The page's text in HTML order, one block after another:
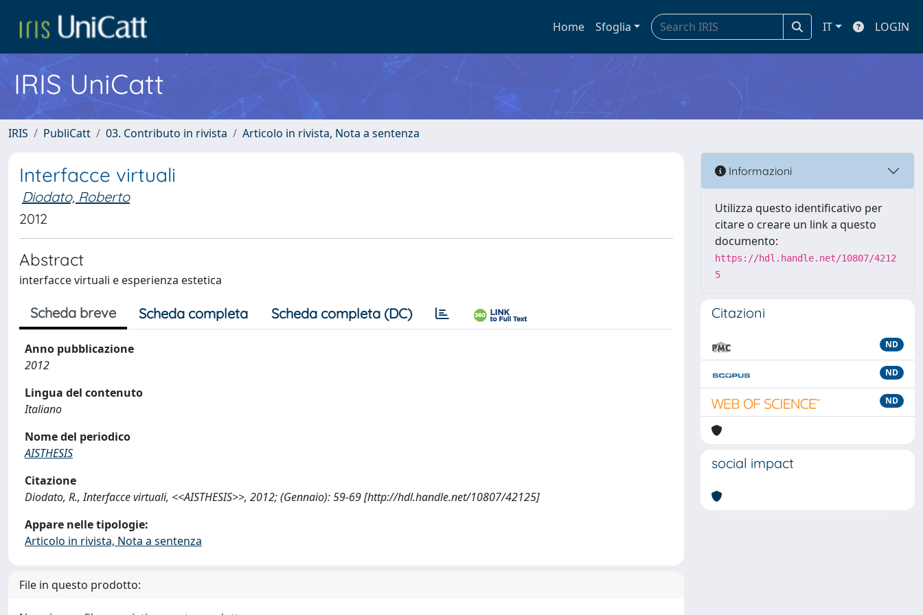
Home Sfoglia IT LOGIN
IRIS UniCatt
IRIS PubliCatt 03. Contributo in rivista Articolo in rivista, Nota a sentenza
Interfacce virtuali
Diodato, Roberto
2012
Abstract
interfacce virtuali e esperienza estetica
Scheda breve Scheda completa Scheda completa (DC)
Anno pubblicazione
2012
Lingua del contenuto
Italiano
Nome del periodico
AISTHESIS
Citazione
Diodato, R., Interfacce virtuali, <<AISTHESIS>>, 2012; (Gennaio): 59-69 [http://hdl.handle.net/10807/42125]
Appare nelle tipologie:
Articolo in rivista, Nota a sentenza
File in questo prodotto:
Informazioni
Utilizza questo identificativo per
citare o creare un link a questo
documento:
https://hdl.handle.net/10807/4212
5
Citazioni
ND
ND
ND
social impact